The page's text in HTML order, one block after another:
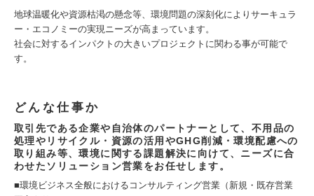
地球温暖化や資源枯渇の懸念等、環境問題の深刻化によりサーキュラ
ー・エコノミーの実現ニーズが高まっています。
社会に対するインパクトの大きいプロジェクトに関わる事が可能で
す。
どんな仕事か
取引先である企業や自治体のパートナーとして、不用品の
処理やリサイクル・資源の活用やGHG削減・環境配慮への
取り組み等、環境に関する課題解決に向けて、ニーズに合
わせたソリューション営業をお任せします。
■環境ビジネス全般におけるコンサルティング営業（新規・既存営業